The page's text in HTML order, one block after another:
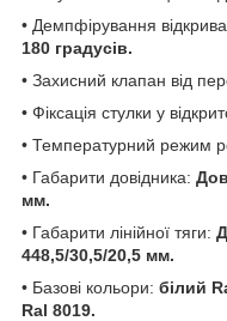
• Демпфірування
180 градусів.
• Захисний клапан від
• Фіксація стулки у
• Температурний режим
• Габарити довідника:
мм.
• Габарити лінійної тяги:
448,5/30,5/20,5 мм.
• Базові кольори: білий
Ral 8019.